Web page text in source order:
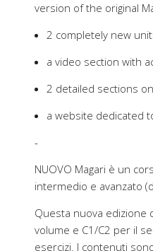
version of the original
2 completely new
a video section with
2 detailed sections
a website dedicated
-
NUOVO Magari è un
intermedio e avanzato
Questa nuova edizione
volume e C1/C2 per il
esercizi. I contenuti